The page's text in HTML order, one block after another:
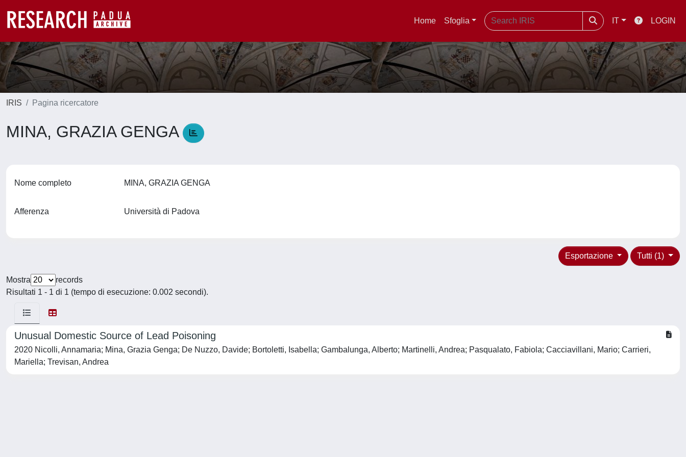
Home Sfoglia IT LOGIN
IRIS Pagina ricercatore
MINA, GRAZIA GENGA
Nome completo MINA, GRAZIA GENGA
Afferenza Università di Padova
Tutti (1)
Esportazione
Mostra
records
Risultati 1 - 1 di 1 (tempo di esecuzione: 0.002 secondi).
Unusual Domestic Source of Lead Poisoning
2020 Nicolli, Annamaria; Mina, Grazia Genga; De Nuzzo, Davide; Bortoletti, Isabella; Gambalunga, Alberto; Martinelli, Andrea; Pasqualato, Fabiola; Cacciavillani, Mario; Carrieri,
Mariella; Trevisan, Andrea